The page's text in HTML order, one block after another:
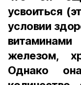
усвоиться
условии
железом,
Однако